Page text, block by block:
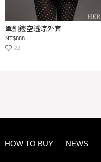
單釦鏤空透涼外套
NT$888
22
HOW TO BUY NEWS